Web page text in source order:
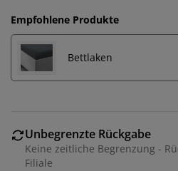
Empfohlene Produkte
Bettlaken
Unbegrenzte Rückgabe
Keine zeitliche Begrenzung -
Filiale